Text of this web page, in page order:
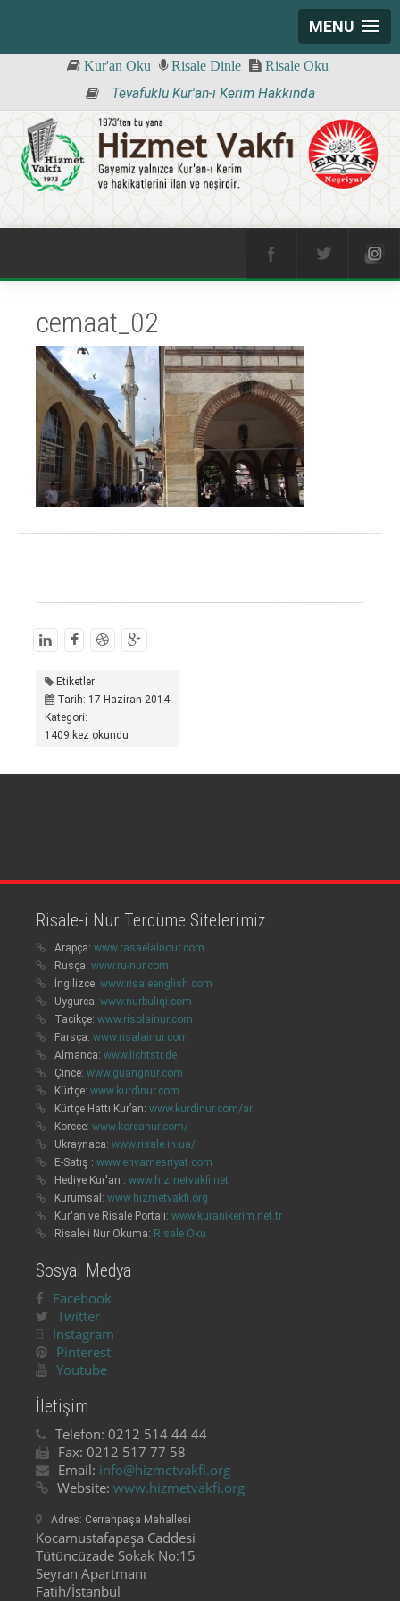
MENU
Kur'an Oku Risale Dinle Risale Oku
Tevafuklu Kur'an-ı Kerim Hakkında
cemaat_02
Etiketler:
Tarih: 17 Haziran 2014
Kategori:
1409 kez okundu
Risale-i Nur Tercüme Sitelerimiz
Arapça: www.rasaelalnour.com
Rusça: www.ru-nur.com
İngilizce: www.risaleenglish.com
Uygurca: www.nurbuliqi.com
Tacikçe: www.risolainur.com
Farsça: www.risalainur.com
Almanca: www.lichtstr.de
Çince: www.guangnur.com
Kürtçe: www.kurdinur.com
Kürtçe Hattı Kur’an: www.kurdinur.com/ar
Korece: www.koreanur.com/
Ukraynaca: www.risale.in.ua/
E-Satış : www.envarnesriyat.com
Hediye Kur'an : www.hizmetvakfi.net
Kurumsal: www.hizmetvakfi.org
Kur'an ve Risale Portalı: www.kuranikerim.net.tr
Risale-i Nur Okuma: Risale Oku
Sosyal Medya
Facebook
Twitter
Instagram
Pinterest
Youtube
İletişim
Telefon: 0212 514 44 44
Fax: 0212 517 77 58
Email: info@hizmetvakfi.org
Website: www.hizmetvakfi.org
Adres: Cerrahpaşa Mahallesi
Kocamustafapaşa Caddesi
Tütüncüzade Sokak No:15
Seyran Apartmanı
Fatih/İstanbul